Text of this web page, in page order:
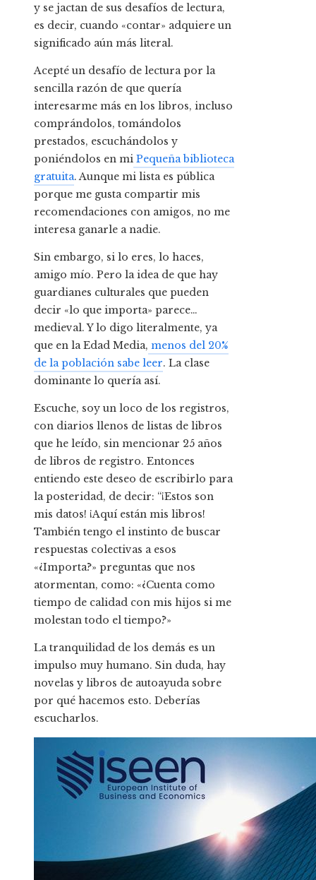
y se jactan de sus desafíos de lectura,
es decir, cuando «contar» adquiere un
significado aún más literal.
Acepté un desafío de lectura por la
sencilla razón de que quería
interesarme más en los libros, incluso
comprándolos, tomándolos
prestados, escuchándolos y
poniéndolos en mi Pequeña biblioteca
gratuita. Aunque mi lista es pública
porque me gusta compartir mis
recomendaciones con amigos, no me
interesa ganarle a nadie.
Sin embargo, si lo eres, lo haces,
amigo mío. Pero la idea de que hay
guardianes culturales que pueden
decir «lo que importa» parece…
medieval. Y lo digo literalmente, ya
que en la Edad Media, menos del 20%
de la población sabe leer. La clase
dominante lo quería así.
Escuche, soy un loco de los registros,
con diarios llenos de listas de libros
que he leído, sin mencionar 25 años
de libros de registro. Entonces
entiendo este deseo de escribirlo para
la posteridad, de decir: “¡Estos son
mis datos! ¡Aquí están mis libros!
También tengo el instinto de buscar
respuestas colectivas a esos
«¿Importa?» preguntas que nos
atormentan, como: «¿Cuenta como
tiempo de calidad con mis hijos si me
molestan todo el tiempo?»
La tranquilidad de los demás es un
impulso muy humano. Sin duda, hay
novelas y libros de autoayuda sobre
por qué hacemos esto. Deberías
escucharlos.